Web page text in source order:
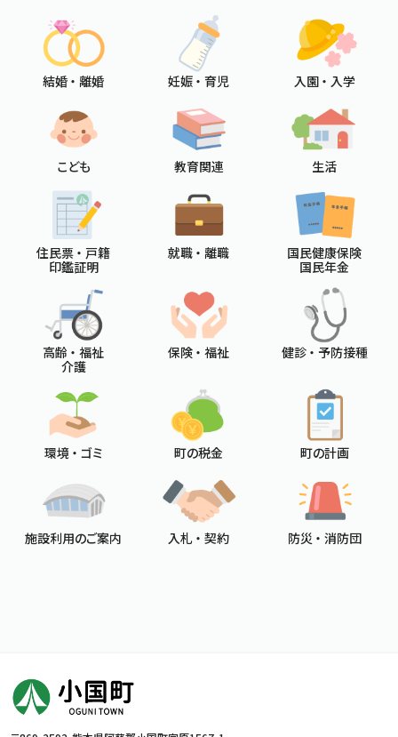
結婚 ・ 離婚 妊娠 ・ 育児 入園 ・ 入学
こども 教育関連 生活
住民票 ・ 戸籍
印鑑証明
就職 ・ 離職
国民健康保険
国民年金
高齢 ・ 福祉
介護
保険 ・ 福祉 健診 ・ 予防接種
環境 ・ ゴミ 町の税金 町の計画
施設利用のご案内 入札 ・ 契約 防災 ・ 消防団